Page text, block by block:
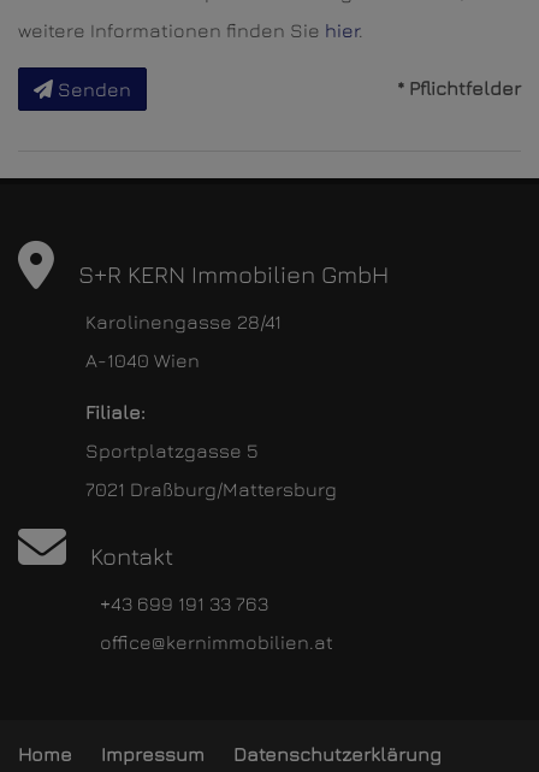
weitere Informationen finden Sie hier.
Senden * Pflichtfelder
S+R KERN Immobilien GmbH
Karolinengasse 28/41
A-1040 Wien
Filiale:
Sportplatzgasse 5
7021 Draßburg/Mattersburg
Kontakt
+43 699 191 33 763
office@kernimmobilien.at
Home Impressum Datenschutzerklärung